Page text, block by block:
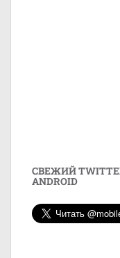
СВЕЖИЙ
ANDROID